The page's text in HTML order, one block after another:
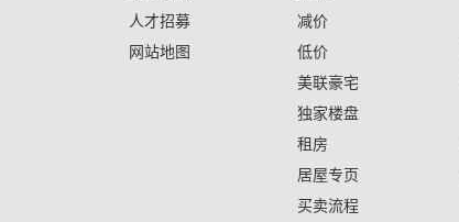
人才招募
网站地图
减价
低价
美联豪宅
独家楼盘
租房
居屋专页
买卖流程